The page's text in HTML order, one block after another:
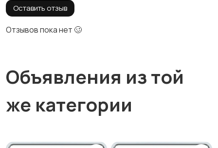
Оставить отзыв
Отзывов пока нет 🥴
Объявления из той
же категории